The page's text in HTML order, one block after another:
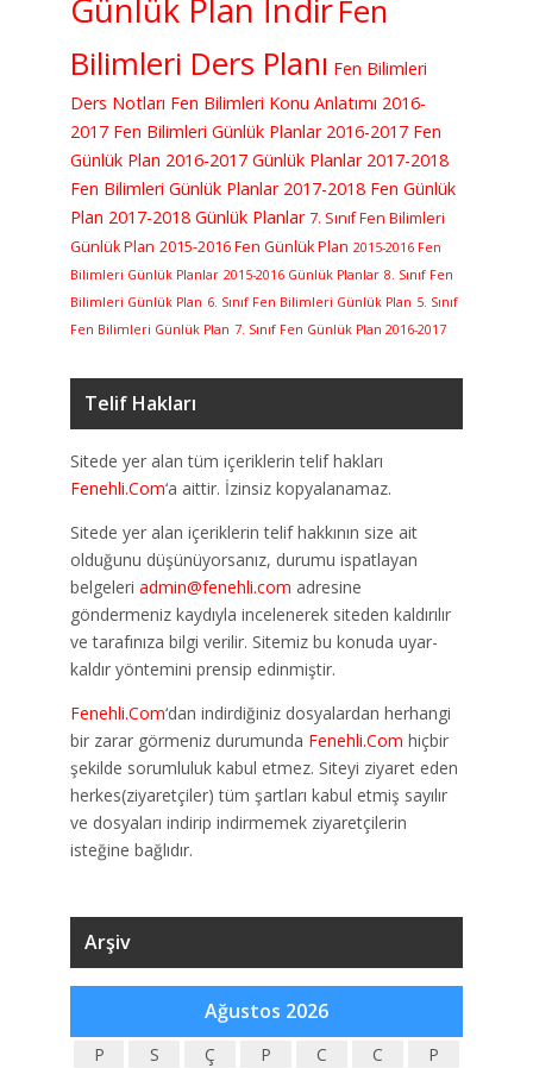
Günlük Plan İndirFen
Bilimleri Ders Planı Fen Bilimleri
Ders Notları Fen Bilimleri Konu Anlatımı 2016-
2017 Fen Bilimleri Günlük Planlar 2016-2017 Fen
Günlük Plan 2016-2017 Günlük Planlar 2017-2018
Fen Bilimleri Günlük Planlar 2017-2018 Fen Günlük
Plan 2017-2018 Günlük Planlar 7. Sınıf Fen Bilimleri
Günlük Plan 2015-2016 Fen Günlük Plan 2015-2016 Fen
Bilimleri Günlük Planlar 2015-2016 Günlük Planlar 8. Sınıf Fen
Bilimleri Günlük Plan 6. Sınıf Fen Bilimleri Günlük Plan 5. Sınıf
Fen Bilimleri Günlük Plan 7. Sınıf Fen Günlük Plan 2016-2017
Telif Hakları
Sitede yer alan tüm içeriklerin telif hakları
Fenehli.Com‘a aittir. İzinsiz kopyalanamaz.
Sitede yer alan içeriklerin telif hakkının size ait
olduğunu düşünüyorsanız, durumu ispatlayan
belgeleri admin@fenehli.com adresine
göndermeniz kaydıyla incelenerek siteden kaldırılır
ve tarafınıza bilgi verilir. Sitemiz bu konuda uyar-
kaldır yöntemini prensip edinmiştir.
Fenehli.Com‘dan indirdiğiniz dosyalardan herhangi
bir zarar görmeniz durumunda Fenehli.Com hiçbir
şekilde sorumluluk kabul etmez. Siteyi ziyaret eden
herkes(ziyaretçiler) tüm şartları kabul etmiş sayılır
ve dosyaları indirip indirmemek ziyaretçilerin
isteğine bağlıdır.
Arşiv
Ağustos 2026
P S Ç P C C
P